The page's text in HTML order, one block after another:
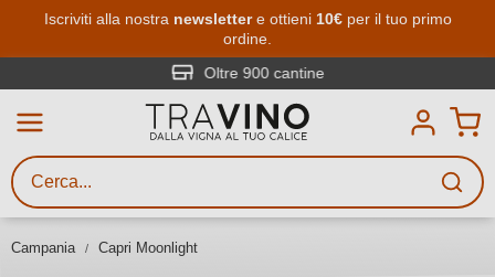
Passa al contenuto principale
Iscriviti alla nostra newslettere ottieni 10€per il tuo primo
ordine.
Oltre 900 cantine
Campania Capri Moonlight
Ricerca vini
Inserisci almeno 3 caratteri
gusto, occasione, nome del vino,
vitigno, regione, cantina o altri